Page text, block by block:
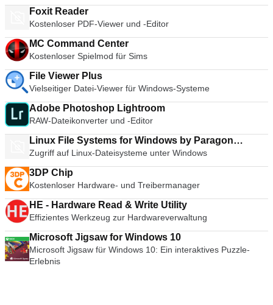
Wiederherstellungsaufzeichnungen und
Wiederherstellungsvolumen können Sie sogar physisch
beschädigte Archive rekonstruieren.
Foxit Reader
Kostenloser PDF-Viewer und -Editor
MC Command Center
Kostenloser Spielmod für Sims
File Viewer Plus
Vielseitiger Datei-Viewer für Windows-Systeme
Adobe Photoshop Lightroom
RAW-Dateikonverter und -Editor
Linux File Systems for Windows by Paragon
Software
Zugriff auf Linux-Dateisysteme unter Windows
3DP Chip
Kostenloser Hardware- und Treibermanager
HE - Hardware Read & Write Utility
Effizientes Werkzeug zur Hardwareverwaltung
Microsoft Jigsaw for Windows 10
Microsoft Jigsaw für Windows 10: Ein interaktives Puzzle-
Erlebnis